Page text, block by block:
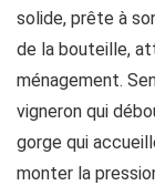
solide, prête à
de la bouteille,
ménagement.
vigneron qui
gorge qui
monter la